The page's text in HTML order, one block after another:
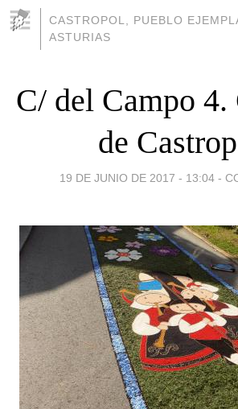
CASTROPOL, PUEBLO
ASTURIAS
C/ del Campo 4.
de
19 DE JUNIO DE 2017 - 13:04 -